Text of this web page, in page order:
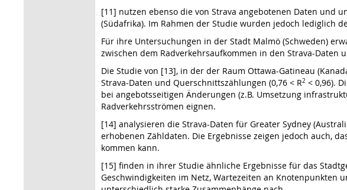
[11] nutzen ebenso die von Strava angebotenen Daten und
(Südafrika). Im Rahmen der Studie wurden jedoch lediglich
Für ihre Untersuchungen in der Stadt Malmö (Schweden)
zwischen dem Radverkehrs­aufkommen in den Strava-
Die Studie von [13], in der der Raum Ottawa-Gatineau
Strava-Daten und Querschnittszählungen (0,76 < R2 < 0,96).
bei angebotsseitigen Änderungen (z.B. Umsetzung
Radverkehrsströmen eignen.
[14] analysieren die Strava-Daten für Greater Sydney
erhobenen Zähldaten. Die Ergebnisse zeigen jedoch auch,
kommen kann.
[15] finden in ihrer Studie ähnliche Ergebnisse für das
Geschwindigkeiten im Netz, Wartezeiten an Knotenpunkten